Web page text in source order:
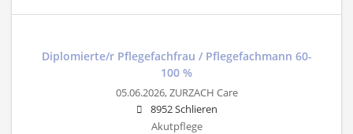
Diplomierte/r Pflegefachfrau / Pflegefachmann 60-
100 %
05.06.2026,ZURZACH Care
8952 Schlieren
Akutpflege